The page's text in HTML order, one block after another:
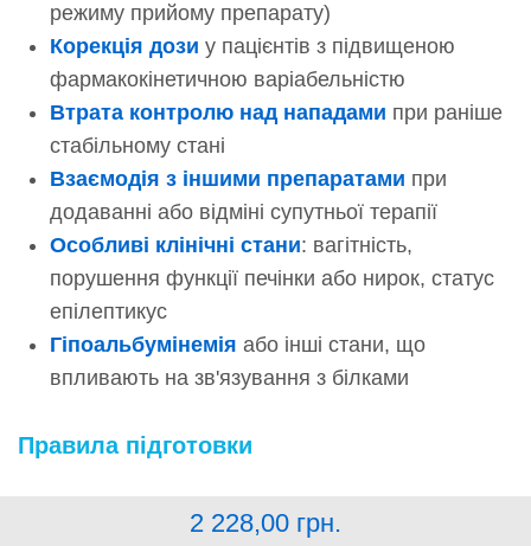
режиму прийому препарату)
Корекція дози у пацієнтів з підвищеною
фармакокінетичною варіабельністю
Втрата контролю над нападами при раніше
стабільному стані
Взаємодія з іншими препаратами при
додаванні або відміні супутньої терапії
Особливі клінічні стани: вагітність,
порушення функції печінки або нирок, статус
епілептикус
Гіпоальбумінемія або інші стани, що
впливають на зв'язування з білками
Правила підготовки
2 228,00 грн.